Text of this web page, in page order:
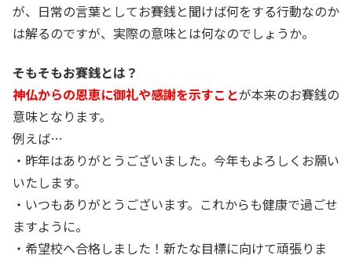
が、日常の言葉としてお賽銭と聞けば何をする行動なのか
は解るのですが、実際の意味とは何なのでしょうか。
そもそもお賽銭とは？
神仏からの恩恵に御礼や感謝を示すことが本来のお賽銭の
意味となります。
例えば…
・昨年はありがとうございました。今年もよろしくお願い
いたします。
・いつもありがとうございます。これからも健康で過ごせ
ますように。
・希望校へ合格しました！新たな目標に向けて頑張りま